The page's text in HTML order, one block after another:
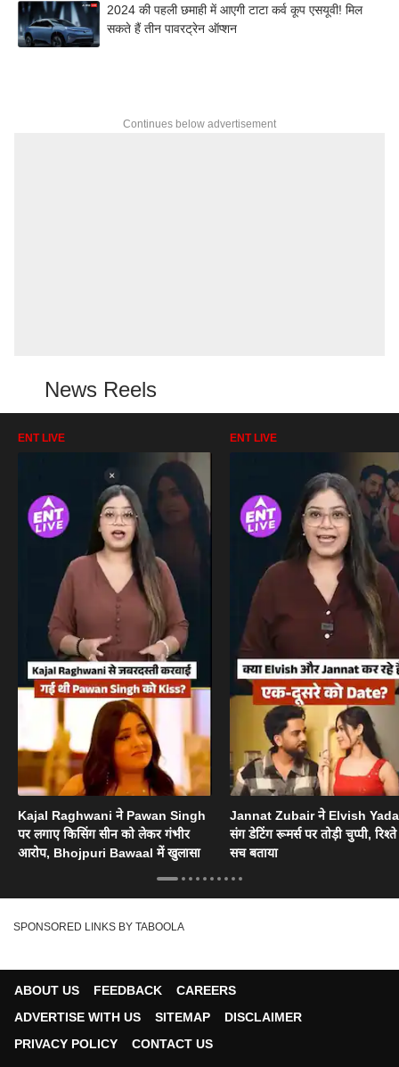
2024 की पहली छमाही में आएगी टाटा कर्व कूप एसयूवी! मिल
सकते हैं तीन पावरट्रेन ऑप्शन
Continues below advertisement
News Reels
ENT LIVE
Kajal Raghwani ने Pawan Singh
पर लगाए किसिंग सीन को लेकर गंभीर
आरोप, Bhojpuri Bawaal में खुलासा
ENT LIVE
Jannat Zubair ने Elvish
संग डेटिंग रूमर्स पर तोड़ी चुप्पी,
सच बताया
SPONSORED LINKS BY TABOOLA
ABOUT US FEEDBACK
CAREERS
ADVERTISE WITH US
SITEMAP
DISCLAIMER
PRIVACY POLICY
CONTACT US